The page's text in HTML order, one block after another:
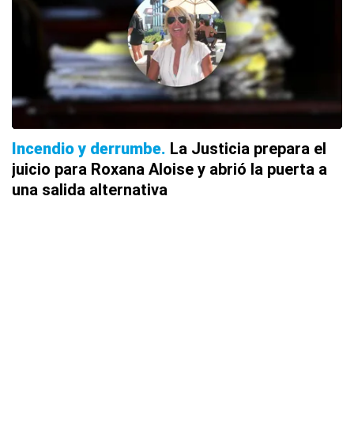
Incendio y derrumbe La Justicia prepara el
juicio para Roxana Aloise y abrió la puerta a
una salida alternativa